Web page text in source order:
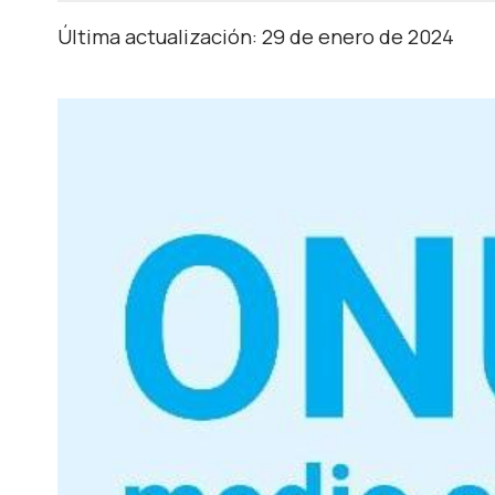
Última actualización: 29 de enero de 2024